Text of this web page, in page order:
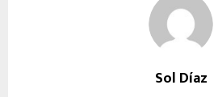
Sol Díaz